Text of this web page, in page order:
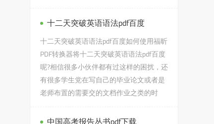
十二天突破英语语法pdf百度
十二天突破英语语法pdf百度如何使用福昕
PDF转换器将十二天突破英语语法pdf百度
呢?相信很多小伙伴都有过这样的困扰，还
有很多学生党在写自己的毕业论文或者是
老师布置的需要交的文档作业之类的时
中国高考报告丛书pdf下载